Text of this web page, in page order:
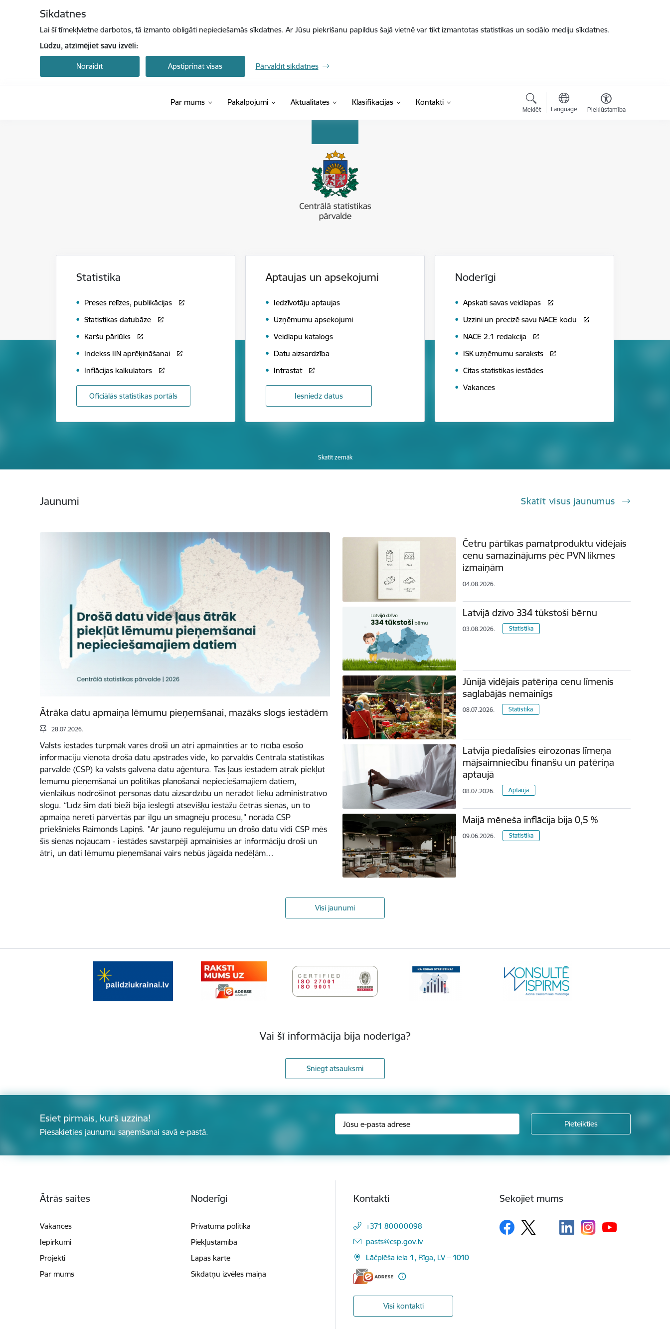
Sīkdatnes
Lai šī tīmekļvietne darbotos, tā izmanto obligāti nepieciešamās sīkdatnes. Ar Jūsu piekrišanu papildus šajā vietnē var tikt izmantotas statistikas un sociālo mediju sīkdatnes.
Lūdzu, atzīmējiet savu izvēli:
Noraidīt Apstiprināt visas Pārvaldīt sīkdatnes
Par mums Pakalpojumi Aktualitātes Klasifikācijas(Ārējā saite)
Kontakti
Meklēt Language Piekļūstamība
Statistika
Preses relīzes, publikācijas
Statistikas datubāze
Karšu pārlūks
Indekss IIN aprēķināšanai
Inflācijas kalkulators
Oficiālās statistikas portāls
Aptaujas un apsekojumi
Iedzīvotāju aptaujas
Uzņēmumu apsekojumi
Veidlapu katalogs
Datu aizsardzība
Intrastat
Iesniedz datus
Noderīgi
Apskati savas veidlapas
Uzzini un precizē savu NACE kodu
NACE 2.1 redakcija
ISK uzņēmumu saraksts
Citas statistikas iestādes
Vakances
Skatīt zemāk
Jaunumi Skatīt visus jaunumus
Ātrāka datu apmaiņa lēmumu pieņemšanai, mazāks slogs iestādēm
28.07.2026.
Valsts iestādes turpmāk varēs droši un ātri apmainīties ar to rīcībā esošo
informāciju vienotā drošā datu apstrādes vidē, ko pārvaldīs Centrālā statistikas
pārvalde (CSP) kā valsts galvenā datu aģentūra. Tas ļaus iestādēm ātrāk piekļūt
lēmumu pieņemšanai un politikas plānošanai nepieciešamajiem datiem,
vienlaikus nodrošinot personas datu aizsardzību un neradot lieku administratīvo
slogu. “Līdz šim dati bieži bija ieslēgti atsevišķu iestāžu četrās sienās, un to
apmaiņa nereti pārvērtās par ilgu un smagnēju procesu," norāda CSP
priekšnieks Raimonds Lapiņš. "Ar jauno regulējumu un drošo datu vidi CSP mēs
šīs sienas nojaucam - iestādes savstarpēji apmainīsies ar informāciju droši un
ātri, un dati lēmumu pieņemšanai vairs nebūs jāgaida nedēļām…
Četru pārtikas pamatproduktu vidējais
cenu samazinājums pēc PVN likmes
izmaiņām
04.08.2026.
Latvijā dzīvo 334 tūkstoši bērnu
03.08.2026. Statistika
Jūnijā vidējais patēriņa cenu līmenis
saglabājās nemainīgs
08.07.2026. Statistika
Latvija piedalīsies eirozonas līmeņa
mājsaimniecību finanšu un patēriņa
aptaujā
08.07.2026. Aptauja
Maijā mēneša inflācija bija 0,5 %
09.06.2026. Statistika
Visi jaunumi
Vai šī informācija bija noderīga?
Sniegt atsauksmi
Esiet pirmais, kurš uzzina!
Piesakieties jaunumu saņemšanai savā e-pastā.
Ātrās saites
Vakances
Iepirkumi
Projekti
Par mums
Noderīgi
Privātuma politika
Piekļūstamība
Lapas karte
Sīkdatņu izvēles maiņa
Kontakti
+371 80000098
E-pasts:
pasts@csp.gov.lv
Lāčplēša iela 1, Rīga, LV – 1010
Visi kontakti
Sekojiet mums